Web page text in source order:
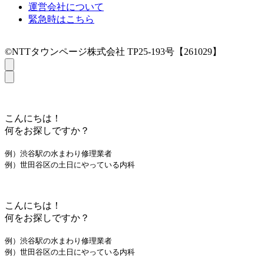
運営会社について
緊急時はこちら
©NTTタウンページ株式会社 TP25-193号【261029】
こんにちは！
何をお探しですか？
例）渋谷駅の水まわり修理業者
例）世田谷区の土日にやっている内科
こんにちは！
何をお探しですか？
例）渋谷駅の水まわり修理業者
例）世田谷区の土日にやっている内科